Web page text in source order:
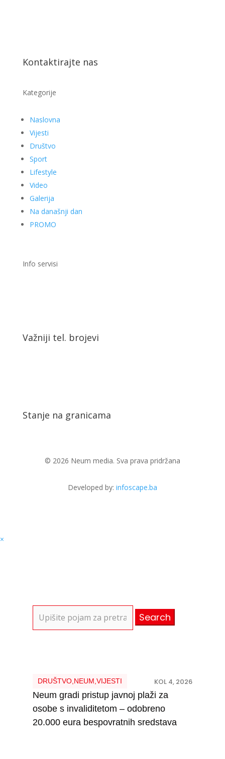
Kontaktirajte nas
Kategorije
Naslovna
Vijesti
Društvo
Sport
Lifestyle
Video
Galerija
Na današnji dan
PROMO
Info servisi
Važniji tel. brojevi
Stanje na granicama
© 2026 Neum media. Sva prava pridržana
Developed by: infoscape.ba
×
for:
DRUŠTVO, NEUM VIJESTI KOL 4, 2026
Neum gradi pristup javnoj plaži za
osobe s invaliditetom – odobreno
20.000 eura bespovratnih sredstava